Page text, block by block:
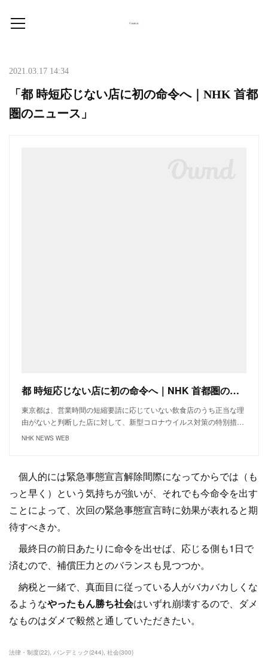
2021.03.17 14:34
「都 時短応じない店に初の命令へ｜NHK 首都
圏のニュース」
都 時短応じない店に初の命令へ｜NHK 首都圏のニュース
東京都は、営業時間の短縮要請に応じていない飲食店のうち正当な理
由がないと判断した店に対して、新型コロナウイルス対策の特別措…
NHK NEWS WEB
個人的には緊急事態宣言解除間際になってからでは（も
っと早く）という気持ちが強いが、それでも今命令を出す
ことによって、次回の緊急事態宣言時に効果が表れると期
待すべきか。
最終日の前日あたりに命令を出せば、応じる側も1日で
済むので、補償圧力とのバランスも見つつか。
納税と一緒で、真面目に従っている人がバカバカしくな
るようなやったもん勝ち社会はいずれ崩壊するので、ダメ
なものはダメで毅然と通していただきたい。
法律・制度(22) パンデミック(244) 社会(300)